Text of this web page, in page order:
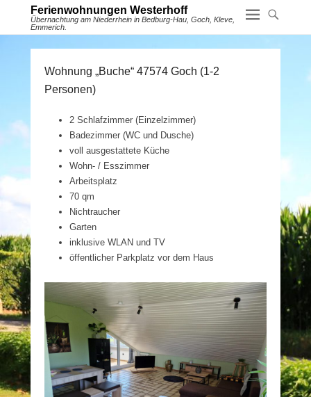
Ferienwohnungen Westerhoff
Übernachtung am Niederrhein in Bedburg-Hau, Goch, Kleve,
Emmerich.
Wohnung „Buche“ 47574 Goch (1-2
Personen)
2 Schlafzimmer (Einzelzimmer)
Badezimmer (WC und Dusche)
voll ausgestattete Küche
Wohn- / Esszimmer
Arbeitsplatz
70 qm
Nichtraucher
Garten
inklusive WLAN und TV
öffentlicher Parkplatz vor dem Haus